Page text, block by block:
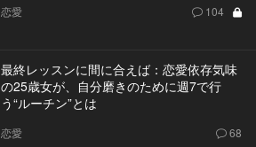
恋愛 104
最終レッスンに間に合えば：恋愛依存気味
の25歳女が、自分磨きのために週7で行
う“ルーチン”とは
恋愛 68